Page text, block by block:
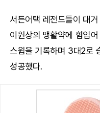
서든어택 레전드들이 대
이원상의 맹활약에 힘입
스윕을 기록하며 3대2로
성공했다.